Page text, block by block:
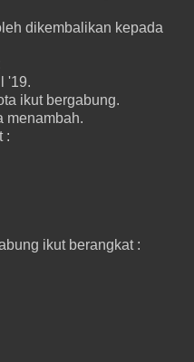
dikembalikan kepada
'19.
ikut bergabung.
menambah.
:
ikut berangkat :